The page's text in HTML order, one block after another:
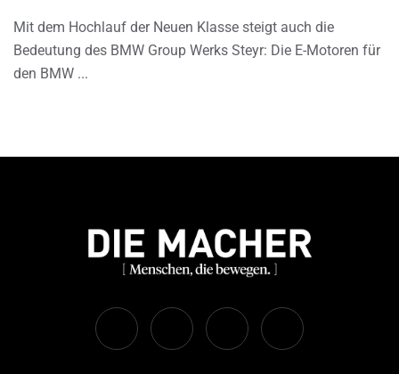
Mit dem Hochlauf der Neuen Klasse steigt auch die
Bedeutung des BMW Group Werks Steyr: Die E-Motoren für
den BMW